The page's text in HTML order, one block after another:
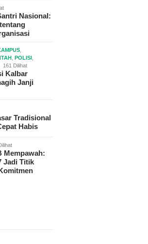
Nasional:
,POLISI
161 Dilihat
Kalbar
Janji
Tradisional
Habis
Mempawah:
Jadi Titik